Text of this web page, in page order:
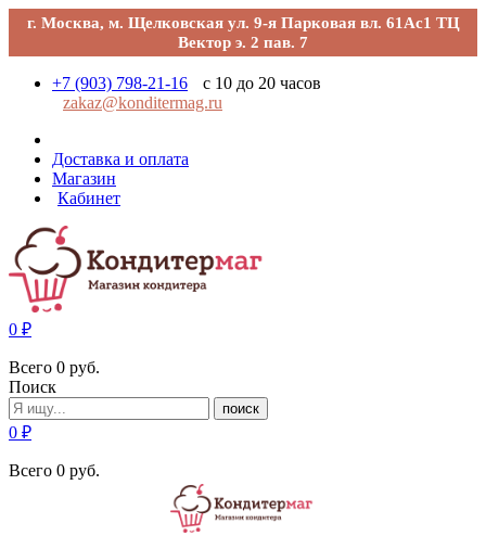
г. Москва, м. Щелковская ул. 9-я Парковая вл. 61Ас1 ТЦ
Вектор э. 2 пав. 7
+7 (903) 798-21-16
с 10 до 20 часов
zakaz@konditermag.ru
Доставка и оплата
Магазин
Кабинет
0 ₽
Всего 0 руб.
Поиск
поиск
0 ₽
Всего 0 руб.